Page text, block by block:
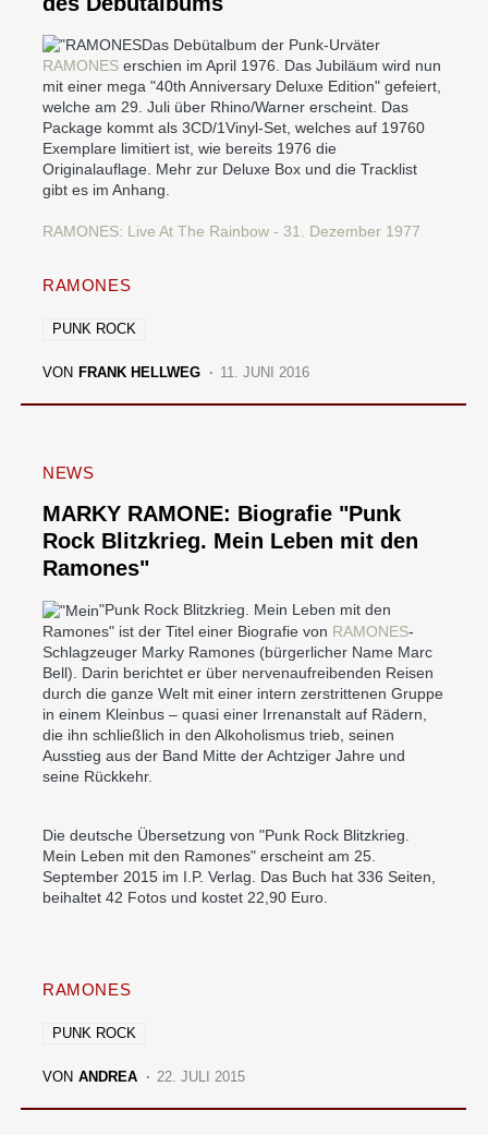
Das Debütalbum der Punk-Urväter
RAMONES erschien im April 1976. Das Jubiläum wird nun
mit einer mega "40th Anniversary Deluxe Edition" gefeiert,
welche am 29. Juli über Rhino/Warner erscheint. Das
Package kommt als 3CD/1Vinyl-Set, welches auf 19760
Exemplare limitiert ist, wie bereits 1976 die
Originalauflage. Mehr zur Deluxe Box und die Tracklist
gibt es im Anhang.
RAMONES: Live At The Rainbow - 31. Dezember 1977
RAMONES
PUNK ROCK
VON FRANK HELLWEG 11. JUNI 2016
NEWS
MARKY RAMONE: Biografie "Punk
Rock Blitzkrieg. Mein Leben mit den
Ramones"
"Punk Rock Blitzkrieg. Mein Leben mit den
Ramones" ist der Titel einer Biografie von RAMONES-
Schlagzeuger Marky Ramones (bürgerlicher Name Marc
Bell). Darin berichtet er über nervenaufreibenden Reisen
durch die ganze Welt mit einer intern zerstrittenen Gruppe
in einem Kleinbus – quasi einer Irrenanstalt auf Rädern,
die ihn schließlich in den Alkoholismus trieb, seinen
Ausstieg aus der Band Mitte der Achtziger Jahre und
seine Rückkehr.
Die deutsche Übersetzung von "Punk Rock Blitzkrieg.
Mein Leben mit den Ramones" erscheint am 25.
September 2015 im I.P. Verlag. Das Buch hat 336 Seiten,
beihaltet 42 Fotos und kostet 22,90 Euro.
RAMONES
PUNK ROCK
VON ANDREA 22. JULI 2015